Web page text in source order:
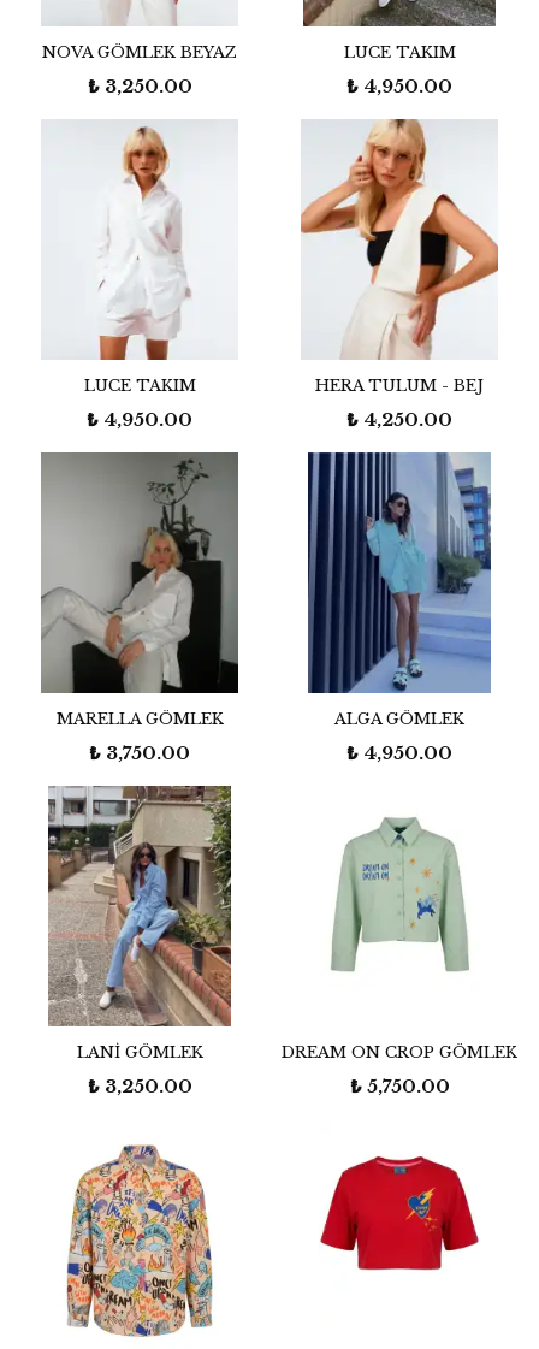
NOVA GÖMLEK BEYAZ
₺ 3,250.00
LUCE TAKIM
₺ 4,950.00
LUCE TAKIM
₺ 4,950.00
HERA TULUM - BEJ
₺ 4,250.00
MARELLA GÖMLEK
₺ 3,750.00
ALGA GÖMLEK
₺ 4,950.00
LANİ GÖMLEK
₺ 3,250.00
DREAM ON CROP GÖMLEK
₺ 5,750.00